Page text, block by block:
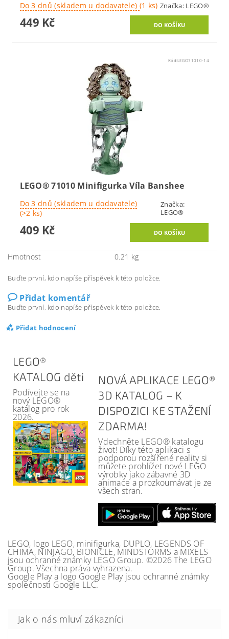
Do 3 dnů (skladem u dodavatele) (1 ks) Značka: LEGO®
449 Kč
Kód:LEGO71010-14
LEGO® 71010 Minifigurka Víla Banshee
Do 3 dnů (skladem u dodavatele)
(>2 ks)
Značka:
LEGO®
409 Kč
Hmotnost 0.21 kg
Buďte první, kdo napíše příspěvek k této položce.
Přidat komentář
Buďte první, kdo napíše příspěvek k této položce.
Přidat hodnocení
LEGO®
KATALOG děti
Podívejte se na
nový LEGO®
katalog pro rok
2026.
NOVÁ APLIKACE LEGO®
3D KATALOG – K
DISPOZICI KE STAŽENÍ
ZDARMA!
Vdechněte LEGO® katalogu
život! Díky této aplikaci s
podporou rozšířené reality si
můžete prohlížet nové LEGO
výrobky jako zábavné 3D
animace a prozkoumávat je ze
všech stran.
LEGO, logo LEGO, minifigurka, DUPLO, LEGENDS OF
CHIMA, NINJAGO, BIONICLE, MINDSTORMS a MIXELS
jsou ochranné známky LEGO Group. ©2026 The LEGO
Group. Všechna práva vyhrazena.
Google Play a logo Google Play jsou ochranné známky
společnosti Google LLC.